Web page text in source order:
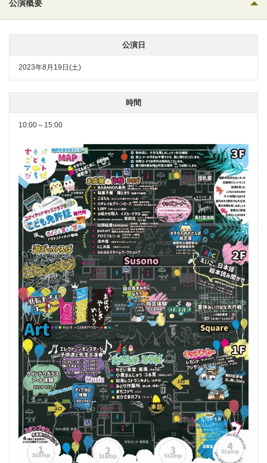
公演概要
公演日
2023年8月19日(土)
時間
10:00～15:00